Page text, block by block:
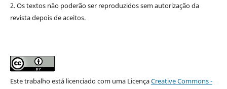
2. Os textos não poderão ser reproduzidos sem autorização da
revista depois de aceitos.
Este trabalho está licenciado com uma LicençaCreative Commons -